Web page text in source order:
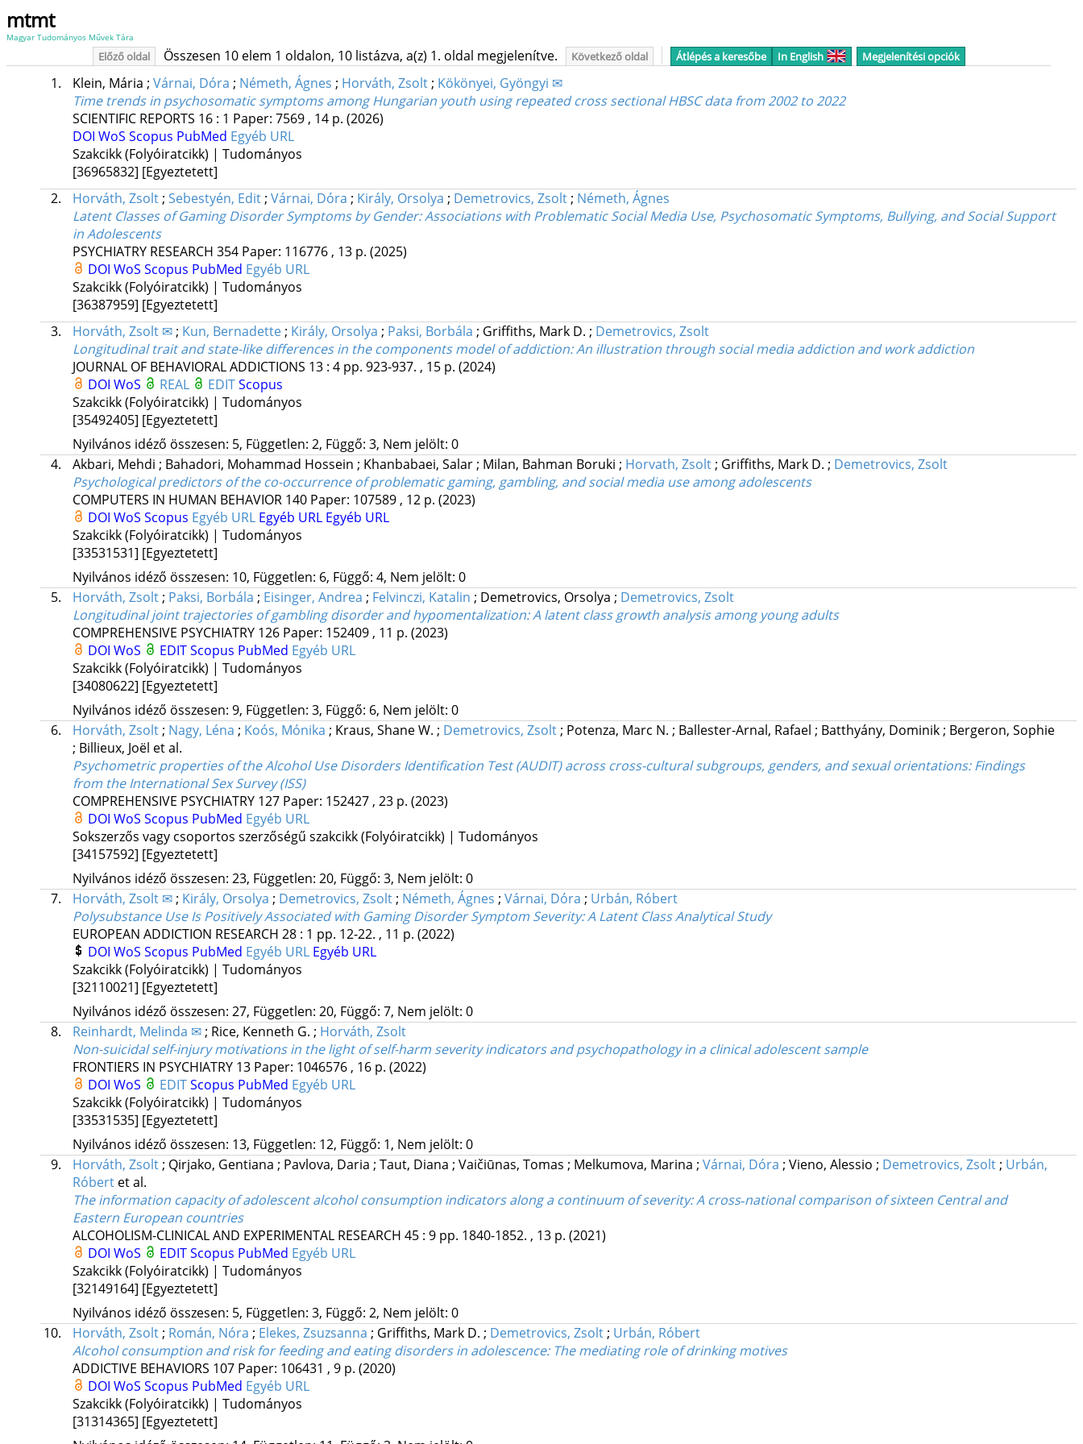
mtmt
Magyar Tudományos Művek Tára
Előző oldal Összesen 10 elem 1 oldalon, 10 listázva, a(z) 1. oldal megjelenítve. Következő oldal Átlépés a keresőbe In English Megjelenítési opciók
1. Klein, Mária ; Várnai, Dóra ; Németh, Ágnes ; Horváth, Zsolt; Kökönyei, Gyöngyi ✉
Time trends in psychosomatic symptoms among Hungarian youth using repeated cross sectional HBSC data from 2002 to 2022
SCIENTIFIC REPORTS 16: 1 Paper: 7569 , 14 p. (2026)
DOI WoS Scopus PubMed Egyéb URL
Szakcikk (Folyóiratcikk) | Tudományos
[36965832] [Egyeztetett]
2.
Horváth, Zsolt; Sebestyén, Edit; Várnai, Dóra ; Király, Orsolya ; Demetrovics, Zsolt; Németh, Ágnes
Latent Classes of Gaming Disorder Symptoms by Gender: Associations with Problematic Social Media Use, Psychosomatic Symptoms, Bullying, and Social Support
in Adolescents
PSYCHIATRY RESEARCH 354 Paper: 116776 , 13 p. (2025)
DOI WoS Scopus PubMed Egyéb URL
Szakcikk (Folyóiratcikk) | Tudományos
[36387959] [Egyeztetett]
3.
Horváth, Zsolt ✉; Kun, Bernadette; Király, Orsolya ; Paksi, Borbála ; Griffiths, Mark D. ; Demetrovics, Zsolt
Longitudinal trait and state-like differences in the components model of addiction: An illustration through social media addiction and work addiction
JOURNAL OF BEHAVIORAL ADDICTIONS 13: 4 pp. 923-937. , 15 p. (2024)
DOI WoS REAL EDITScopus
Szakcikk (Folyóiratcikk) | Tudományos
[35492405] [Egyeztetett]
Nyilvános idéző összesen: 5, Független: 2, Függő: 3, Nem jelölt: 0
4.
Akbari, Mehdi ; Bahadori, Mohammad Hossein ; Khanbabaei, Salar; Milan, Bahman Boruki ; Horvath, Zsolt; Griffiths, Mark D. ; Demetrovics, Zsolt
Psychological predictors of the co-occurrence of problematic gaming, gambling, and social media use among adolescents
COMPUTERS IN HUMAN BEHAVIOR 140 Paper: 107589 , 12 p. (2023)
DOI WoS Scopus Egyéb URL Egyéb URL Egyéb URL
Szakcikk (Folyóiratcikk) | Tudományos
[33531531] [Egyeztetett]
Nyilvános idéző összesen: 10, Független: 6, Függő: 4, Nem jelölt: 0
5.
Horváth, Zsolt; Paksi, Borbála ; Eisinger, Andrea ; Felvinczi, Katalin ; Demetrovics, Orsolya ; Demetrovics, Zsolt
Longitudinal joint trajectories of gambling disorder and hypomentalization: A latent class growth analysis among young adults
COMPREHENSIVE PSYCHIATRY 126 Paper: 152409 , 11 p. (2023)
DOI WoS EDITScopus PubMed Egyéb URL
Szakcikk (Folyóiratcikk) | Tudományos
[34080622] [Egyeztetett]
Nyilvános idéző összesen: 9, Független: 3, Függő: 6, Nem jelölt: 0
6.
Horváth, Zsolt; Nagy, Léna ; Koós, Mónika ; Kraus, Shane W. ; Demetrovics, Zsolt; Potenza, Marc N. ; Ballester-Arnal, Rafael ; Batthyány, Dominik; Bergeron, Sophie
; Billieux, Joël et al.
Psychometric properties of the Alcohol Use Disorders Identification Test (AUDIT) across cross-cultural subgroups, genders, and sexual orientations: Findings
from the International Sex Survey (ISS)
COMPREHENSIVE PSYCHIATRY 127 Paper: 152427 , 23 p. (2023)
DOI WoS Scopus PubMed Egyéb URL
Sokszerzős vagy csoportos szerzőségű szakcikk (Folyóiratcikk) | Tudományos
[34157592] [Egyeztetett]
Nyilvános idéző összesen: 23, Független: 20, Függő: 3, Nem jelölt: 0
7.
Horváth, Zsolt ✉; Király, Orsolya ; Demetrovics, Zsolt; Németh, Ágnes ; Várnai, Dóra ; Urbán, Róbert
Polysubstance Use Is Positively Associated with Gaming Disorder Symptom Severity: A Latent Class Analytical Study
EUROPEAN ADDICTION RESEARCH 28: 1 pp. 12-22. , 11 p. (2022)
DOI WoS Scopus PubMed Egyéb URL Egyéb URL
Szakcikk (Folyóiratcikk) | Tudományos
[32110021] [Egyeztetett]
Nyilvános idéző összesen: 27, Független: 20, Függő: 7, Nem jelölt: 0
8.
Reinhardt, Melinda ✉; Rice, Kenneth G. ; Horváth, Zsolt
Non-suicidal self-injury motivations in the light of self-harm severity indicators and psychopathology in a clinical adolescent sample
FRONTIERS IN PSYCHIATRY 13 Paper: 1046576 , 16 p. (2022)
DOI WoS EDITScopus PubMed Egyéb URL
Szakcikk (Folyóiratcikk) | Tudományos
[33531535] [Egyeztetett]
Nyilvános idéző összesen: 13, Független: 12, Függő: 1, Nem jelölt: 0
9.
Horváth, Zsolt; Qirjako, Gentiana ; Pavlova, Daria ; Taut, Diana ; Vaičiūnas, Tomas ; Melkumova, Marina ; Várnai, Dóra ; Vieno, Alessio ; Demetrovics, Zsolt; Urbán,
Róbert et al.
The information capacity of adolescent alcohol consumption indicators along a continuum of severity: A cross‐national comparison of sixteen Central and
Eastern European countries
ALCOHOLISM-CLINICAL AND EXPERIMENTAL RESEARCH 45: 9 pp. 1840-1852. , 13 p. (2021)
DOI WoS EDITScopus PubMed Egyéb URL
Szakcikk (Folyóiratcikk) | Tudományos
[32149164] [Egyeztetett]
Nyilvános idéző összesen: 5, Független: 3, Függő: 2, Nem jelölt: 0
10.
Horváth, Zsolt; Román, Nóra ; Elekes, Zsuzsanna ; Griffiths, Mark D. ; Demetrovics, Zsolt; Urbán, Róbert
Alcohol consumption and risk for feeding and eating disorders in adolescence: The mediating role of drinking motives
ADDICTIVE BEHAVIORS 107 Paper: 106431 , 9 p. (2020)
DOI WoS Scopus PubMed Egyéb URL
Szakcikk (Folyóiratcikk) | Tudományos
[31314365] [Egyeztetett]